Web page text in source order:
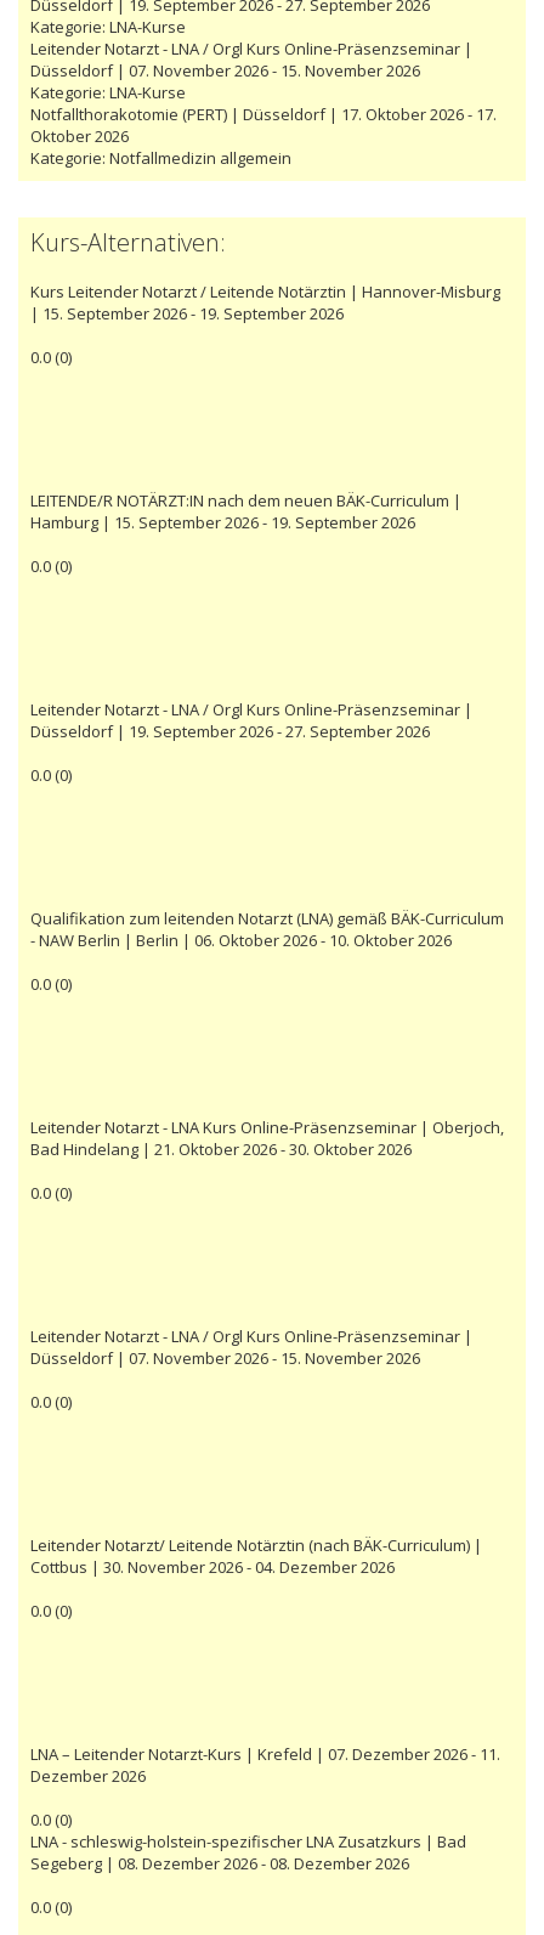
Düsseldorf | 19. September 2026 - 27. September 2026
Kategorie: LNA-Kurse
Leitender Notarzt - LNA / Orgl Kurs Online-Präsenzseminar |
Düsseldorf | 07. November 2026 - 15. November 2026
Kategorie: LNA-Kurse
Notfallthorakotomie (PERT) | Düsseldorf | 17. Oktober 2026 - 17.
Oktober 2026
Kategorie: Notfallmedizin allgemein
Kurs-Alternativen:
Kurs Leitender Notarzt / Leitende Notärztin | Hannover-Misburg
| 15. September 2026 - 19. September 2026
0.0(0)
LEITENDE/R NOTÄRZT:IN nach dem neuen BÄK-Curriculum |
Hamburg | 15. September 2026 - 19. September 2026
0.0(0)
Leitender Notarzt - LNA / Orgl Kurs Online-Präsenzseminar |
Düsseldorf | 19. September 2026 - 27. September 2026
0.0(0)
Qualifikation zum leitenden Notarzt (LNA) gemäß BÄK-Curriculum
- NAW Berlin | Berlin | 06. Oktober 2026 - 10. Oktober 2026
0.0(0)
Leitender Notarzt - LNA Kurs Online-Präsenzseminar | Oberjoch,
Bad Hindelang | 21. Oktober 2026 - 30. Oktober 2026
0.0(0)
Leitender Notarzt - LNA / Orgl Kurs Online-Präsenzseminar |
Düsseldorf | 07. November 2026 - 15. November 2026
0.0(0)
Leitender Notarzt/ Leitende Notärztin (nach BÄK-Curriculum) |
Cottbus | 30. November 2026 - 04. Dezember 2026
0.0(0)
LNA – Leitender Notarzt-Kurs | Krefeld | 07. Dezember 2026 - 11.
Dezember 2026
0.0(0)
LNA - schleswig-holstein-spezifischer LNA Zusatzkurs | Bad
Segeberg | 08. Dezember 2026 - 08. Dezember 2026
0.0(0)